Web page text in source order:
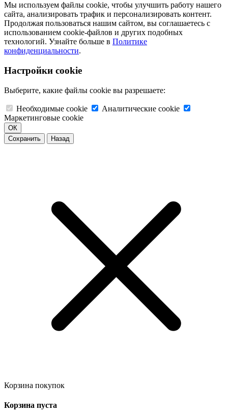
Мы используем файлы cookie, чтобы улучшить работу нашего
сайта, анализировать трафик и персонализировать контент.
Продолжая пользоваться нашим сайтом, вы соглашаетесь с
использованием cookie-файлов и других подобных
технологий. Узнайте больше в Политике
конфиденциальности.
Настройки cookie
Выберите, какие файлы cookie вы разрешаете:
Необходимые cookie
Аналитические cookie
Маркетинговые cookie
ОК
Сохранить
Назад
Корзина покупок
Корзина пуста